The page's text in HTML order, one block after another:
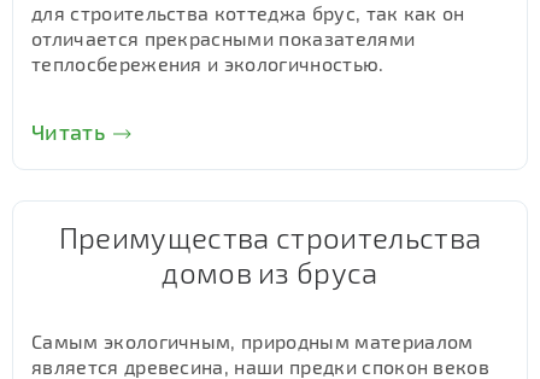
для строительства коттеджа брус, так как он
отличается прекрасными показателями
теплосбережения и экологичностью.
Читать
Преимущества строительства
домов из бруса
Самым экологичным, природным материалом
является древесина, наши предки спокон веков